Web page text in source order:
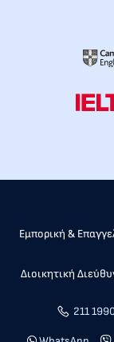
Εμπορική &
Διοικητική
211